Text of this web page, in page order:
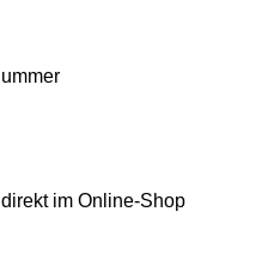
im Online-Shop